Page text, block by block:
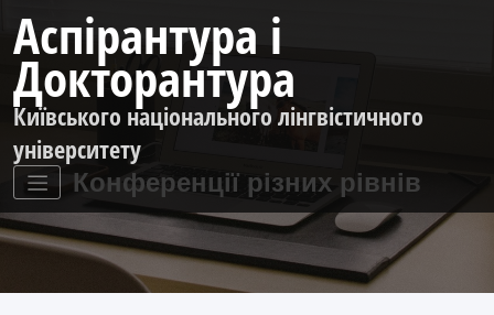
контенту
Аспірантура і
Докторантура
Київського національного лінгвістичного
університету
Конференції різних рівнів